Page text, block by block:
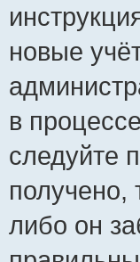
новые
в
следуйте
получено,
либо он